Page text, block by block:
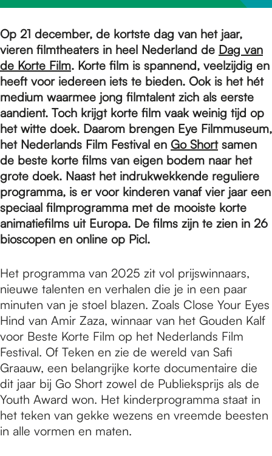
m
e
p
a
g
e
Op 21 december, de kortste dag van het jaar,
vieren filmtheaters in heel Nederland de Dag van
de Korte Film. Korte film is spannend, veelzijdig en
heeft voor iedereen iets te bieden. Ook is het hét
medium waarmee jong filmtalent zich als eerste
aandient. Toch krijgt korte film vaak weinig tijd op
het witte doek. Daarom brengen Eye Filmmuseum,
het Nederlands Film Festival en Go Shortsamen
de beste korte films van eigen bodem naar het
grote doek. Naast het indrukwekkende reguliere
programma, is er voor kinderen vanaf vier jaar een
speciaal filmprogramma met de mooiste korte
animatiefilms uit Europa. De films zijn te zien in 26
bioscopen en online op Picl.
Het programma van 2025 zit vol prijswinnaars,
nieuwe talenten en verhalen die je in een paar
minuten van je stoel blazen. Zoals Close Your Eyes
Hind van Amir Zaza, winnaar van het Gouden Kalf
voor Beste Korte Film op het Nederlands Film
Festival. Of Teken en zie de wereld van Safi
Graauw, een belangrijke korte documentaire die
dit jaar bij Go Short zowel de Publieksprijs als de
Youth Award won. Het kinderprogramma staat in
het teken van gekke wezens en vreemde beesten
in alle vormen en maten.